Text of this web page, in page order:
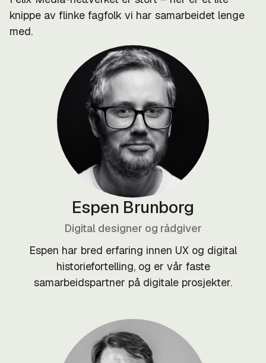
knippe av flinke fagfolk vi har samarbeidet lenge
med.
Espen Brunborg
Digital designer og rådgiver
Espen har bred erfaring innen UX og digital
historiefortelling, og er vår faste
samarbeidspartner på digitale prosjekter.